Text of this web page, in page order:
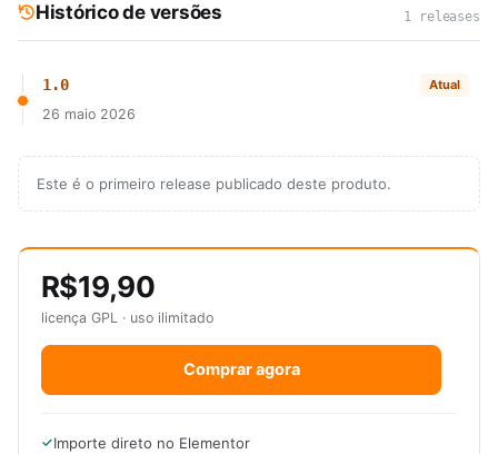
Histórico de versões 1 releases
1.0 Atual
26 maio 2026
Este é o primeiro release publicado deste produto.
R$19,90
licença GPL · uso ilimitado
Comprar agora
Importe direto no Elementor